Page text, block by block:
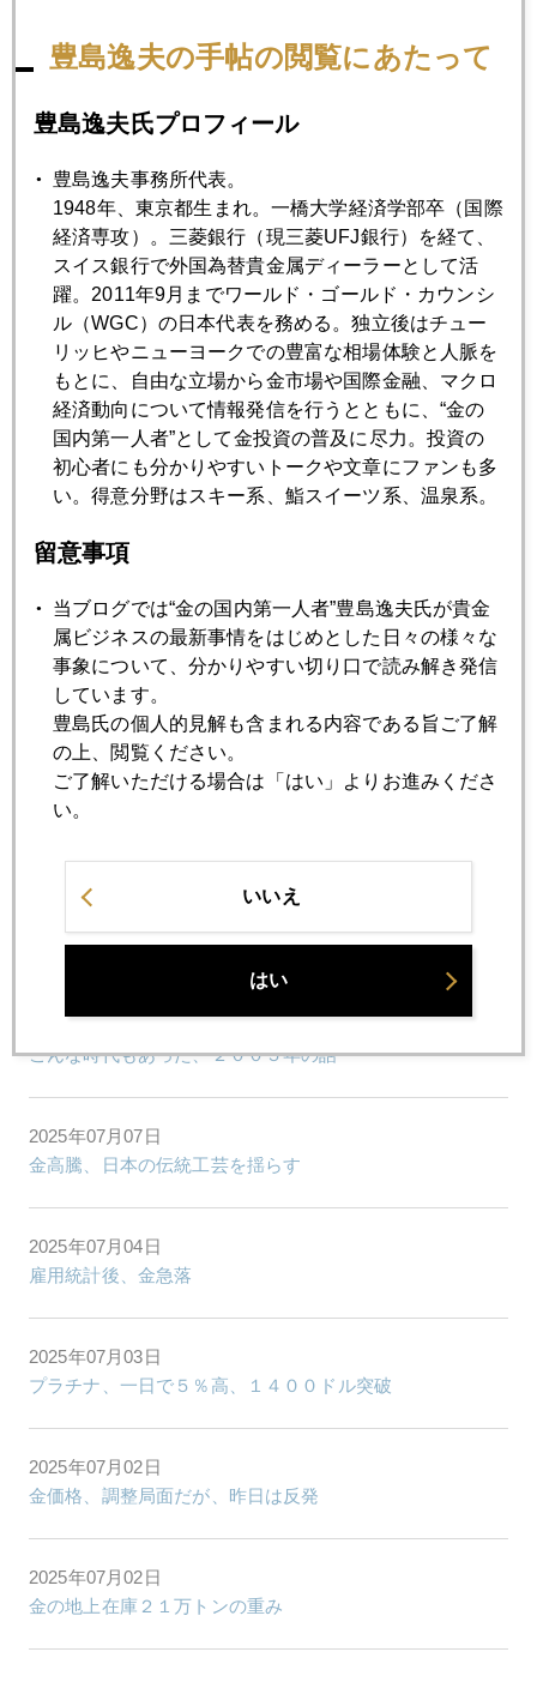
日米関税合意、ＮＹ市場で評価、金急落
ＮＹ金、ゴールデンクロス視野に投機買い加速
2025年07月22日
与党惨敗、市場の評価は与党善戦で株高・円高
2025年07月18日
投機マネーが方向転換
2025年07月17日
パウエル解任報道で、金市場も大荒れ
ＷＧＣが年後半、強気説と弱気説、異例の両論併記
2025年07月15日
参院選挙、海外投資家も注目
2025年07月14日
金ＥＴＦ「神話」に一石
こんな時代もあった、２００５年の話
2025年07月07日
金高騰、日本の伝統工芸を揺らす
2025年07月04日
雇用統計後、金急落
2025年07月03日
プラチナ、一日で５％高、１４００ドル突破
2025年07月02日
金価格、調整局面だが、昨日は反発
2025年07月02日
金の地上在庫２１万トンの重み
豊島逸夫の手帖の閲覧にあたって
豊島逸夫氏プロフィール
豊島逸夫事務所代表。
1948年、東京都生まれ。一橋大学経済学部卒（国際
経済専攻）。三菱銀行（現三菱UFJ銀行）を経て、
スイス銀行で外国為替貴金属ディーラーとして活
躍。2011年9月までワールド・ゴールド・カウンシ
ル（WGC）の日本代表を務める。独立後はチュー
リッヒやニューヨークでの豊富な相場体験と人脈を
もとに、自由な立場から金市場や国際金融、マクロ
経済動向について情報発信を行うとともに、“金の
国内第一人者”として金投資の普及に尽力。投資の
初心者にも分かりやすいトークや文章にファンも多
い。得意分野はスキー系、鮨スイーツ系、温泉系。
留意事項
当ブログでは“金の国内第一人者”豊島逸夫氏が貴金
属ビジネスの最新事情をはじめとした日々の様々な
事象について、分かりやすい切り口で読み解き発信
しています。
豊島氏の個人的見解も含まれる内容である旨ご了解
の上、閲覧ください。
ご了解いただける場合は「はい」よりお進みくださ
い。
いいえ
はい